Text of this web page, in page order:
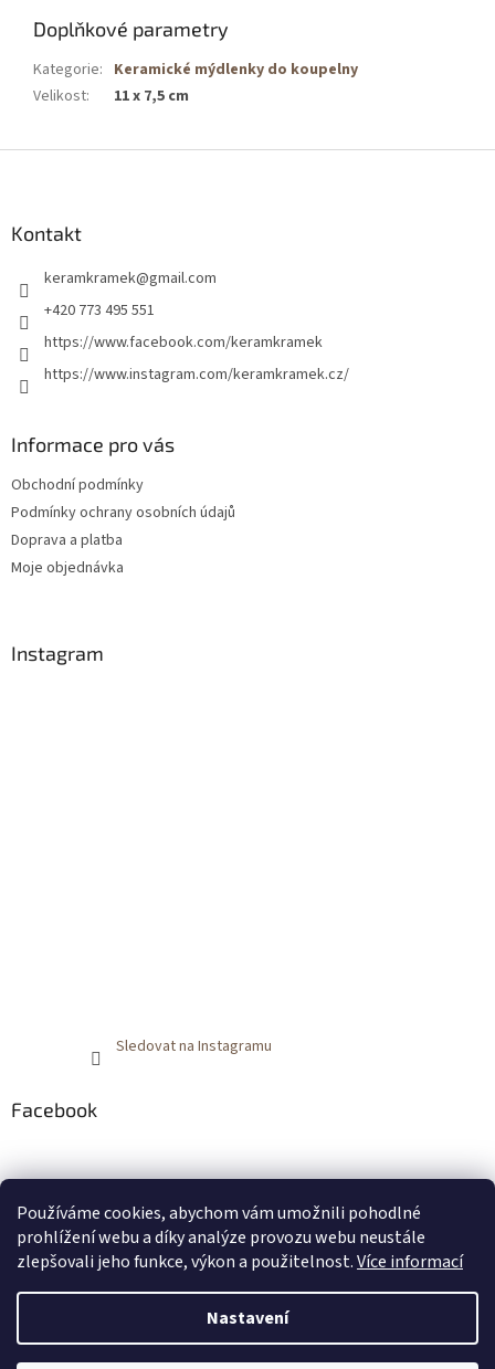
Používáme cookies, abychom vám umožnili pohodlné
prohlížení webu a díky analýze provozu webu neustále
zlepšovali jeho funkce, výkon a použitelnost.Více informací
Nastavení
Doplňkové parametry
Kategorie: Keramické mýdlenky do koupelny
Velikost: 11 x 7,5 cm
Kontakt
keramkramek@gmail.com
+420 773 495 551
https://www.facebook.com/keramkramek
https://www.instagram.com/keramkramek.cz/
Informace pro vás
Obchodní podmínky
Podmínky ochrany osobních údajů
Doprava a platba
Moje objednávka
Instagram
Sledovat na Instagramu
Facebook
Vytvořil Shoptet